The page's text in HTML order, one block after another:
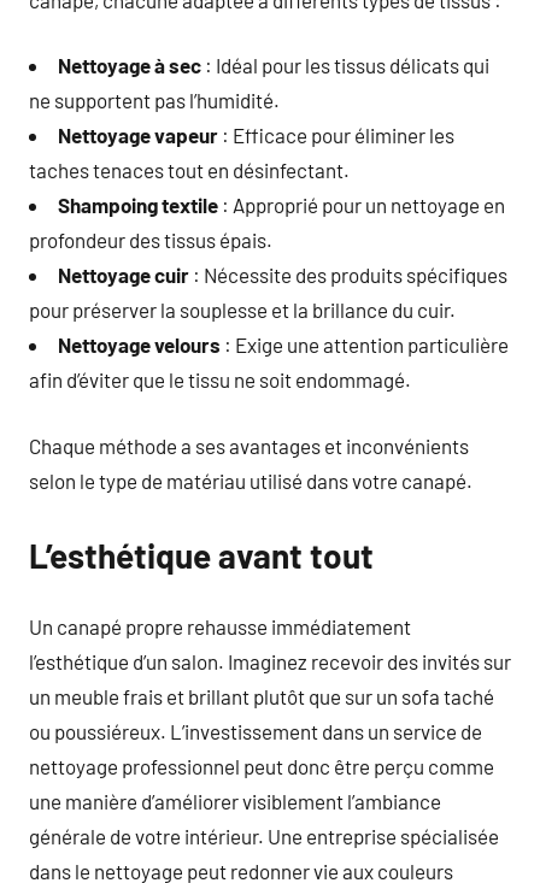
Nettoyage à sec : Idéal pour les tissus délicats qui
ne supportent pas l’humidité.
Nettoyage vapeur : Efficace pour éliminer les
taches tenaces tout en désinfectant.
Shampoing textile : Approprié pour un nettoyage en
profondeur des tissus épais.
Nettoyage cuir : Nécessite des produits spécifiques
pour préserver la souplesse et la brillance du cuir.
Nettoyage velours : Exige une attention particulière
afin d’éviter que le tissu ne soit endommagé.
Chaque méthode a ses avantages et inconvénients
selon le type de matériau utilisé dans votre canapé.
L’esthétique avant tout
Un canapé propre rehausse immédiatement
l’esthétique d’un salon. Imaginez recevoir des invités sur
un meuble frais et brillant plutôt que sur un sofa taché
ou poussiéreux. L’investissement dans un service de
nettoyage professionnel peut donc être perçu comme
une manière d’améliorer visiblement l’ambiance
générale de votre intérieur. Une entreprise spécialisée
dans le nettoyage peut redonner vie aux couleurs